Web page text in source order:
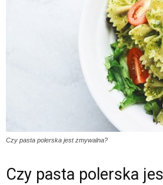
Czy pasta polerska jest zmywalna?
Czy pasta polerska